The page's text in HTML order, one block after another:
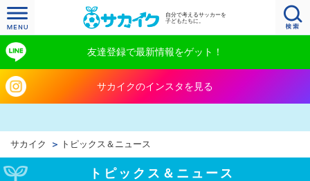
自分で考えるサッカーを
子どもたちに。
友達登録で最新情報をゲット！
サカイクのインスタを見る
サカイク トピックス＆ニュース
トピックス＆ニュース